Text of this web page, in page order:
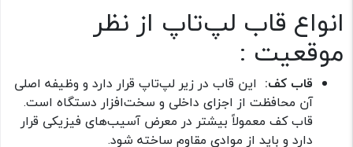
انواع قاب لپ‌تاپ از نظر
موقعیت :
قاب کف: این قاب در زیر لپ‌تاپ قرار دارد و وظیفه اصلی
آن محافظت از اجزای داخلی و سخت‌افزار دستگاه است.
قاب کف معمولاً بیشتر در معرض آسیب‌های فیزیکی قرار
دارد و باید از موادی مقاوم ساخته شود.